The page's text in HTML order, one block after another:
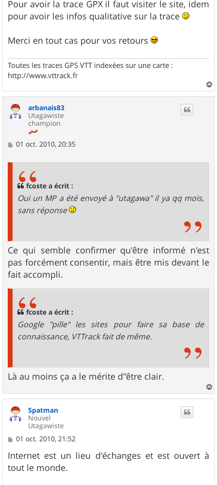
Pour avoir la trace GPX il faut visiter le site, idem
pour avoir les infos qualitative sur la trace
Merci en tout cas pour vos retours
Toutes les traces GPS VTT indexées sur une carte :
http://www.vttrack.fr
a
arbanais83
Utagawiste
champion
M
01 oct. 2010, 20:35
fcoste a écrit :
Oui un MP a été envoyé à "utagawa" il ya qq mois,
sans réponse
Ce qui semble confirmer qu'être informé n'est
pas forcément consentir, mais être mis devant le
fait accompli.
fcoste a écrit :
Google "pille" les sites pour faire sa base de
connaissance, VTTrack fait de même.
Là au moins ça a le mérite d"être clair.
a
Spatman
Nouvel
Utagawiste
M
s
s
a
01 oct. 2010, 21:52
Internet est un lieu d'échanges et est ouvert à
tout le monde.